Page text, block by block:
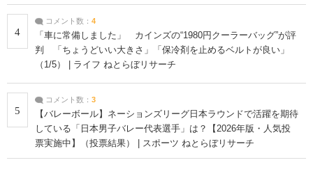
4
コメント数： 4
「車に常備しました」 カインズの“1980円クーラーバッグ”が評
判 「ちょうどいい大きさ」「保冷剤を止めるベルトが良い」
（1/5） | ライフ ねとらぼリサーチ
5
コメント数： 3
【バレーボール】ネーションズリーグ日本ラウンドで活躍を期待
している「日本男子バレー代表選手」は？【2026年版・人気投
票実施中】（投票結果） | スポーツ ねとらぼリサーチ